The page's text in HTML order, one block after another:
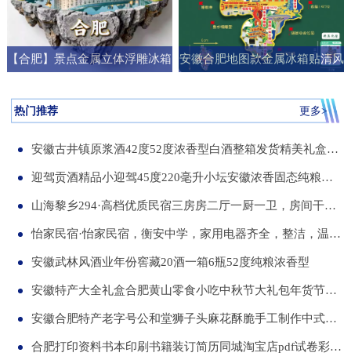
【合肥】景点金属立体浮雕冰箱 安徽合肥地图款金属冰箱贴清风
热门推荐 更多>
安徽古井镇原浆酒42度52度浓香型白酒整箱发货精美礼盒纯粮食白酒
迎驾贡酒精品小迎驾45度220毫升小坛安徽浓香固态纯粮酒整箱12瓶
山海黎乡294·高档优质民宿三房房二厅一厨一卫，房间干净整洁，可短住，可长租
怡家民宿·怡家民宿，衡安中学，家用电器齐全，整洁，温馨，可短租，月租
安徽武林风酒业年份窖藏20酒一箱6瓶52度纯粮浓香型
安徽特产大全礼盒合肥黄山零食小吃中秋节大礼包年货节送伴手礼品
安徽合肥特产老字号公和堂狮子头麻花酥脆手工制作中式糕点伴手礼
合肥打印资料书本印刷书籍装订简历同城淘宝店pdf试卷彩色a34讲义